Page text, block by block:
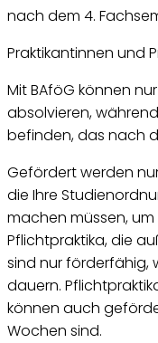
nach dem 4.
Praktikantinnen und
Mit BAföG können
absolvieren,
befinden, das nach
Gefördert werden
die Ihre
machen müssen,
Pflichtpraktika, die
sind nur förderfähig,
dauern.
können auch
Wochen sind.